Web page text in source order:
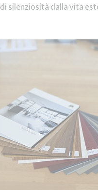
silenziosità dalla vita